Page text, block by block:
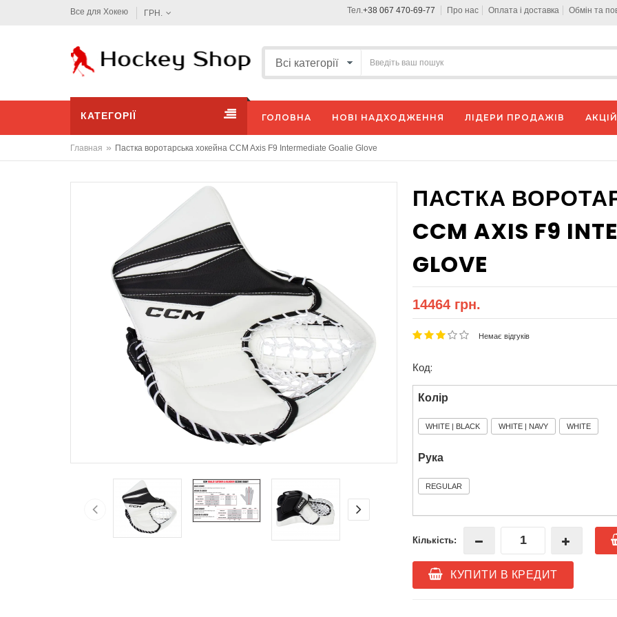
Все для Хокею ГРН. Тел.+38 067 470-69-77 Про нас Оплата і доставка Обмін та
КАТЕГОРІЇ ГОЛОВНА НОВІ НАДХОДЖЕННЯ ЛІДЕРИ ПРОДАЖІВ
Главная » Пастка воротарська хокейна CCM Axis F9 Intermediate Goalie Glove
ПАСТКА
CCM AXIS F9
GLOVE
14464 грн.
Немає відгуків
Код:
Колір
WHITE | BLACK WHITE | NAVY WHITE
Рука
REGULAR
Кількість:
КУПИТИ В КРЕДИТ